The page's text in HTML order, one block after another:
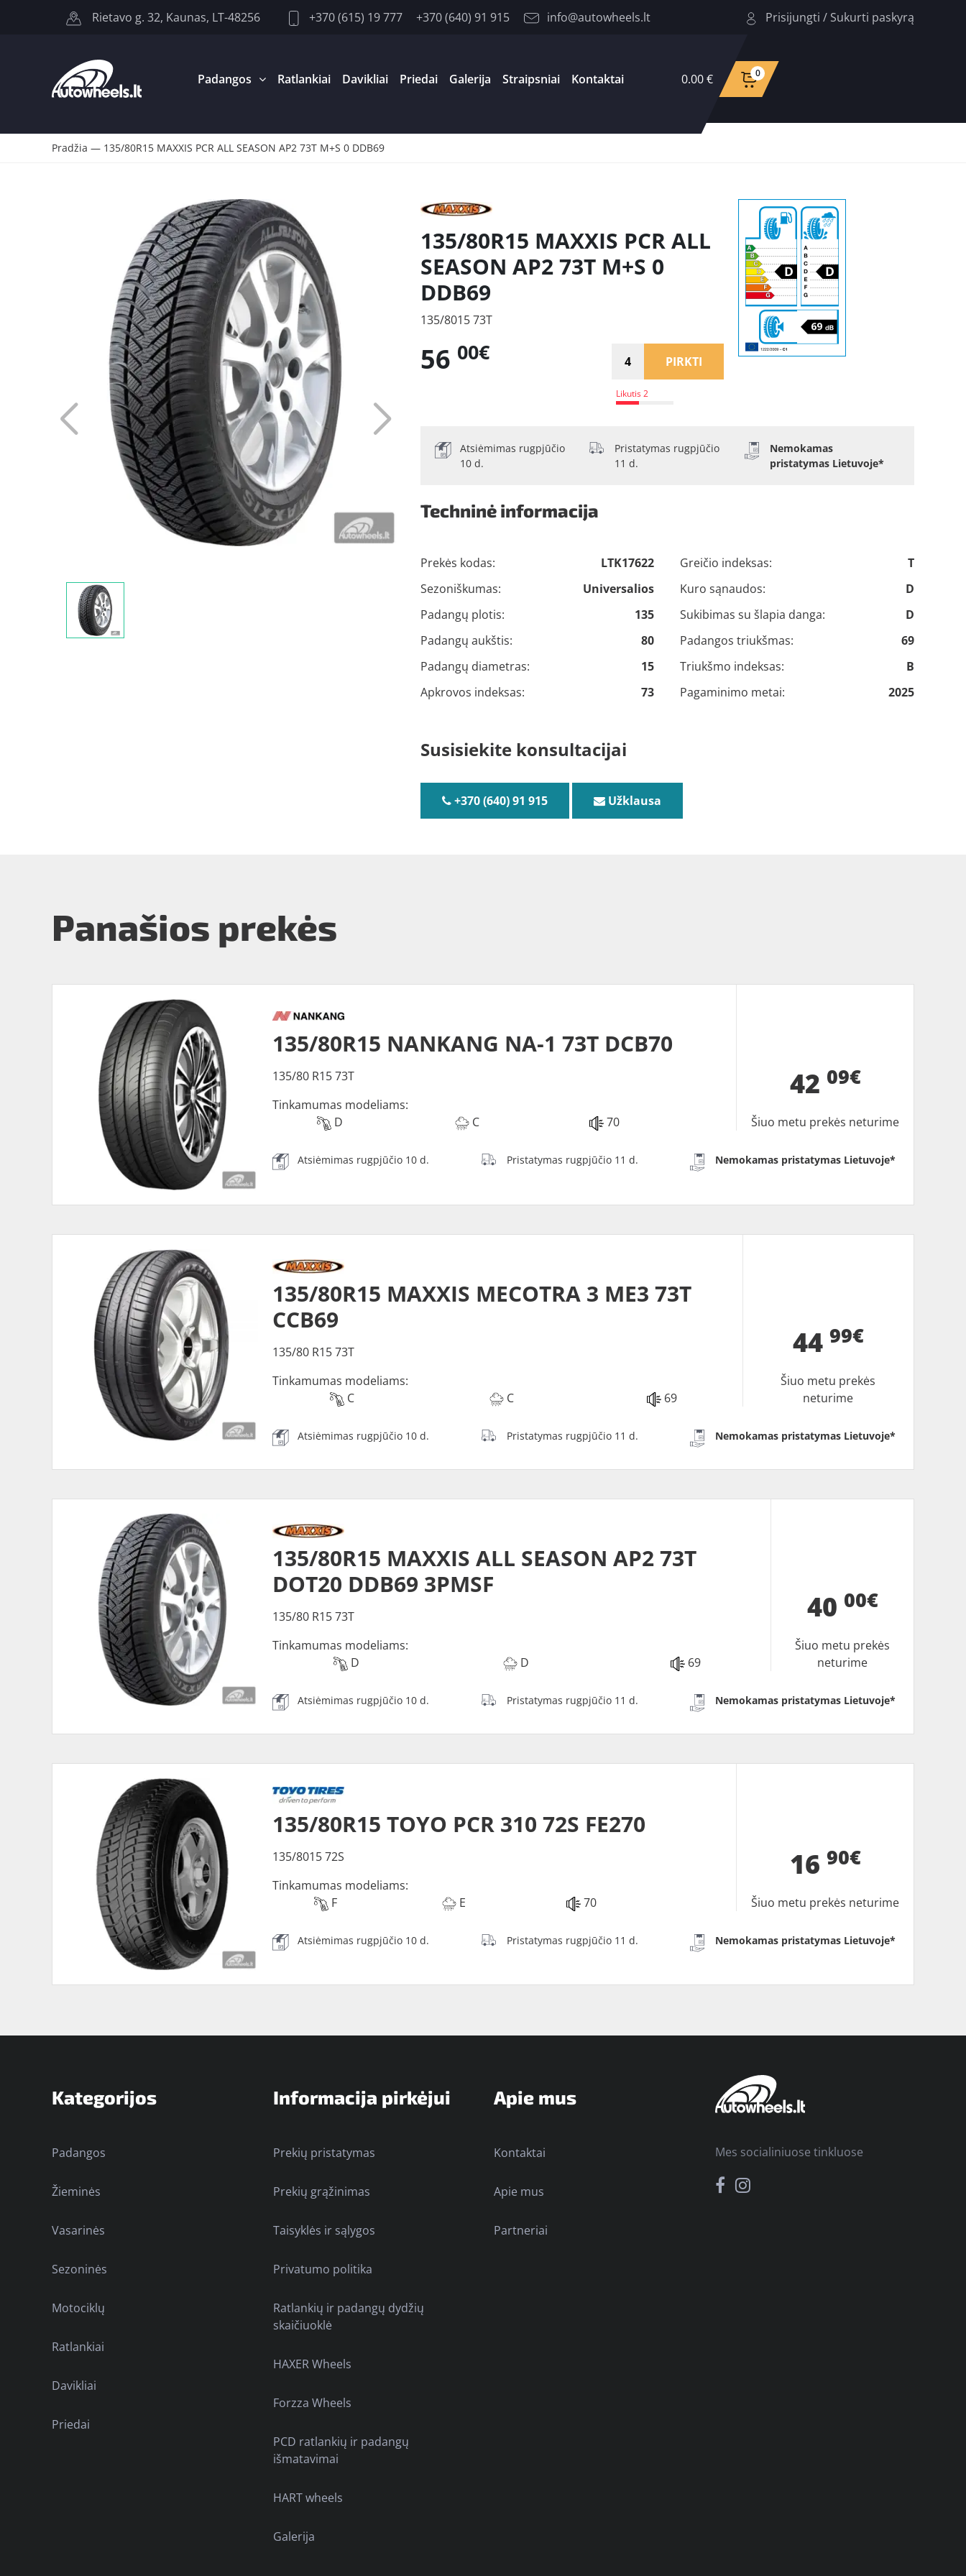
Rietavo g. 32, Kaunas, LT-48256 +370 (615) 19 777 +370 (640) 91 915 info@autowheels.lt Prisijungti / Sukurti paskyrą
Padangos Ratlankiai Davikliai Priedai Galerija Straipsniai Kontaktai 0.00 € 0
Pradžia — 135/80R15 MAXXIS PCR ALL SEASON AP2 73T M+S 0 DDB69
135/80R15 MAXXIS PCR ALL
SEASON AP2 73T M+S 0
DDB69
135/8015 73T
Likutis 2
56 00€ PIRKTI
Atsiėmimas rugpjūčio
10 d.
Pristatymas rugpjūčio
11 d.
Nemokamas
pristatymas Lietuvoje*
Techninė informacija
Prekės kodas:
LTK17622
Sezoniškumas:
Universalios
Padangų plotis:
135
Padangų aukštis:
80
Padangų diametras:
15
Apkrovos indeksas:
73
Greičio indeksas:
T
Kuro sąnaudos:
D
Sukibimas su šlapia danga:
D
Padangos triukšmas:
69
Triukšmo indeksas:
B
Pagaminimo metai:
2025
Susisiekite konsultacijai
+370 (640) 91 915 Užklausa
Panašios prekės
135/80R15 NANKANG NA-1 73T DCB70
135/80 R15 73T
Tinkamumas modeliams:
D
C 70
42 09€
Šiuo metu prekės neturime
Atsiėmimas rugpjūčio 10 d. Pristatymas rugpjūčio 11 d. Nemokamas pristatymas Lietuvoje*
135/80R15 MAXXIS MECOTRA 3 ME3 73T
CCB69
135/80 R15 73T
Tinkamumas modeliams:
C
C 69
44 99€
Šiuo metu prekės
neturime
Atsiėmimas rugpjūčio 10 d. Pristatymas rugpjūčio 11 d. Nemokamas pristatymas Lietuvoje*
135/80R15 MAXXIS ALL SEASON AP2 73T
DOT20 DDB69 3PMSF
135/80 R15 73T
Tinkamumas modeliams:
D
D 69
40 00€
Šiuo metu prekės
neturime
Atsiėmimas rugpjūčio 10 d. Pristatymas rugpjūčio 11 d. Nemokamas pristatymas Lietuvoje*
135/80R15 TOYO PCR 310 72S FE270
135/8015 72S
Tinkamumas modeliams:
F
E 70
16 90€
Šiuo metu prekės neturime
Atsiėmimas rugpjūčio 10 d. Pristatymas rugpjūčio 11 d. Nemokamas pristatymas Lietuvoje*
Kategorijos
Padangos
Žieminės
Vasarinės
Sezoninės
Motociklų
Ratlankiai
Davikliai
Priedai
Informacija pirkėjui
Prekių pristatymas
Prekių grąžinimas
Taisyklės ir sąlygos
Privatumo politika
Ratlankių ir padangų dydžių
skaičiuoklė
HAXER Wheels
Forzza Wheels
PCD ratlankių ir padangų
išmatavimai
HART wheels
Galerija
Apie mus
Kontaktai
Apie mus
Partneriai
Mes socialiniuose tinkluose